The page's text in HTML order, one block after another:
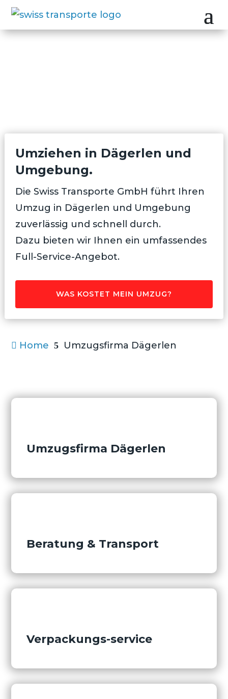
Umziehen in Dägerlen und
Umgebung.
Die Swiss Transporte GmbH führt Ihren
Umzug in Dägerlen und Umgebung
zuverlässig und schnell durch.
Dazu bieten wir Ihnen ein umfassendes
Full-Service-Angebot.
WAS KOSTET MEIN UMZUG?
 Home 5 Umzugsfirma Dägerlen
Umzugsfirma Dägerlen
Beratung & Transport
Verpackungs-service